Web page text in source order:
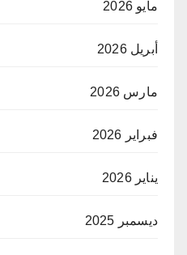
مايو 2026
أبريل 2026
مارس 2026
فبراير 2026
يناير 2026
ديسمبر 2025